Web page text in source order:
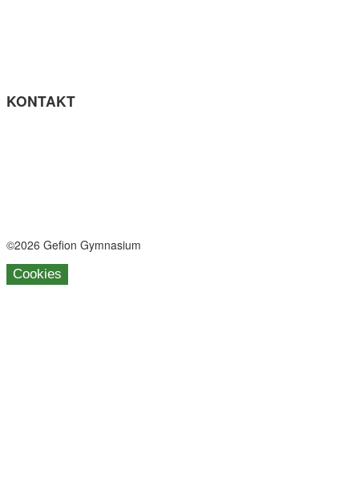
KONTAKT
©2026 Gefion Gymnasium
Cookies